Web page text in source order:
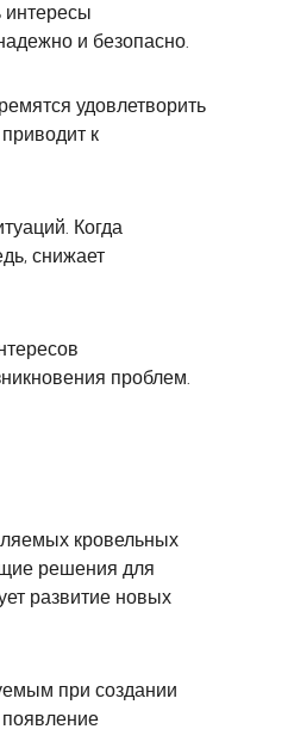
интересы
и безопасно.
удовлетворить
к
Когда
снижает
проблем.
кровельных
решения для
развитие новых
при создании